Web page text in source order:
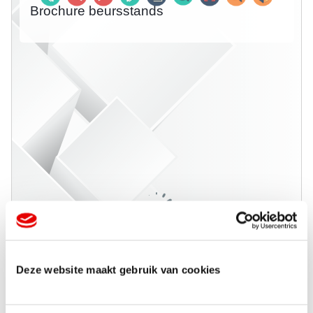
Deze website maakt gebruik van cookies